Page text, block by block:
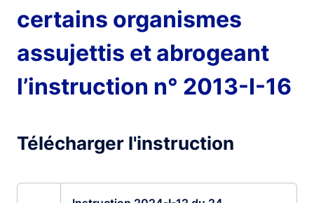
certains organismes
assujettis et abrogeant
l’instruction n° 2013-I-16
Télécharger l'instruction